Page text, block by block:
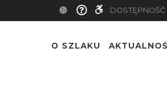
DOSTĘPNOŚĆ
O SZLAKU